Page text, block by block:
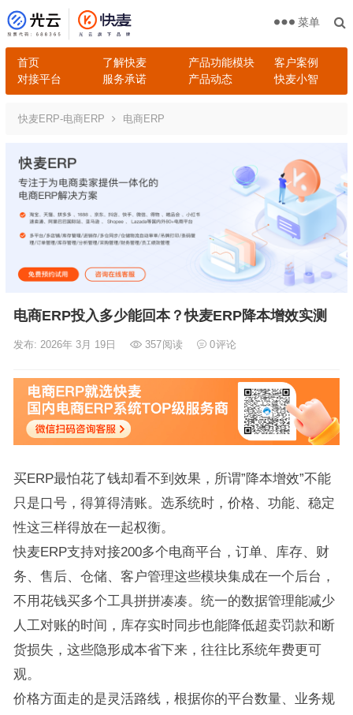
首页 了解快麦 产品功能模块
客户案例
对接平台
服务承诺 产品动态 快麦小智
菜单
快麦ERP-电商ERP 电商ERP
电商ERP投入多少能回本？快麦ERP降本增效实测
发布: 2026年 3月 19日 357阅读 0评论
买ERP最怕花了钱却看不到效果，所谓”降本增效”不能
只是口号，得算得清账。选系统时，价格、功能、稳定
性这三样得放在一起权衡。
快麦ERP支持对接200多个电商平台，订单、库存、财
务、售后、仓储、客户管理这些模块集成在一个后台，
不用花钱买多个工具拼拼凑凑。统一的数据管理能减少
人工对账的时间，库存实时同步也能降低超卖罚款和断
货损失，这些隐形成本省下来，往往比系统年费更可
观。
价格方面走的是灵活路线，根据你的平台数量、业务规